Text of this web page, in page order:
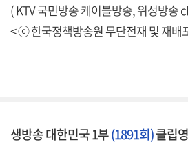
( KTV 국민방송 케이블방송, 위성방송
< ⓒ 한국정책방송원 무단전재 및 재배
생방송 대한민국 1부(1891회)클립